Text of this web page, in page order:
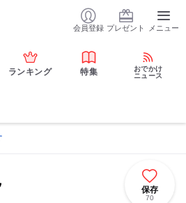
会員登録 プレゼント メニュー
ランキング 特集
おでかけ
ニュース
保存
70